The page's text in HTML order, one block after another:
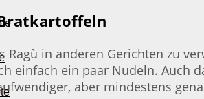
Ragù in anderen Gerichten zu
einfach ein paar Nudeln. Auch
aber mindestens